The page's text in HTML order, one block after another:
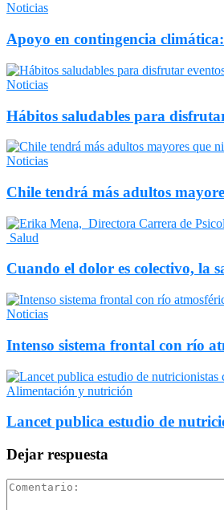
Noticias
Apoyo en contingencia
Noticias
Hábitos saludables para
Noticias
Chile tendrá más adultos
Salud
Cuando el dolor es colectivo, la
Noticias
Intenso sistema frontal con río
Alimentación y nutrición
Lancet publica estudio de
Dejar respuesta